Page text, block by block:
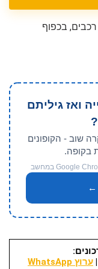
רכבים, בכפוף
ואז גיליתם
שוב - הקופונים
בקופה.
←
| ערוץ WhatsApp